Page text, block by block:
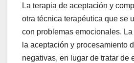
La terapia de aceptación y
otra técnica terapéutica que se
con problemas emocionales.
la aceptación y procesamiento
negativas, en lugar de tratar de